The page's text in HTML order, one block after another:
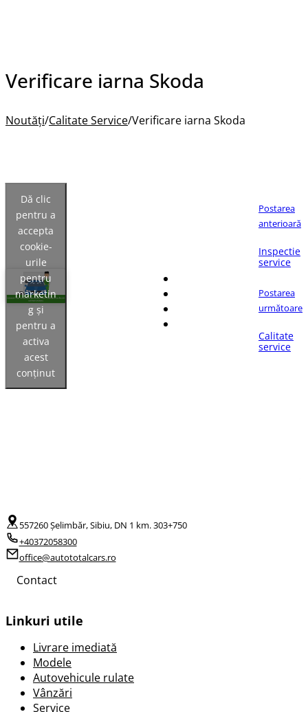
Verificare iarna Skoda
Noutăți/Calitate Service/Verificare iarna Skoda
Dă clic
pentru a
accepta
cookie-
urile
pentru
marketin
g și
pentru a
activa
acest
conținut
Postarea
anterioară
Inspectie
service
Postarea
următoare
Calitate
service
557260 Șelimbăr, Sibiu, DN 1 km. 303+750
+40372058300
office@autototalcars.ro
Contact
Linkuri utile
Livrare imediată
Modele
Autovehicule rulate
Vânzări
Service